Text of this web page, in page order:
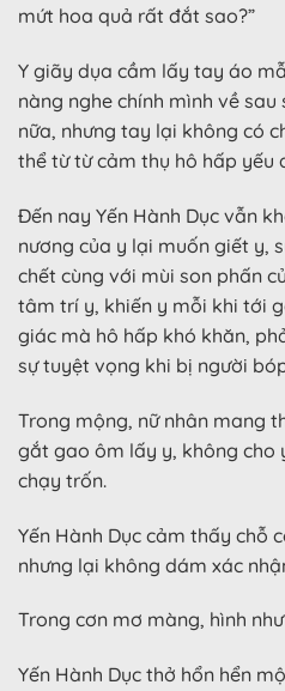
mứt hoa quả rất đắt sao?”
Y giãy dụa cầm lấy tay áo
nàng nghe chính mình về
nữa, nhưng tay lại không có
thể từ từ cảm thụ hô hấp yếu
Đến nay Yến Hành Dục vẫn
nương của y lại muốn giết y,
chết cùng với mùi son phấn
tâm trí y, khiến y mỗi khi tới
giác mà hô hấp khó khăn,
sự tuyệt vọng khi bị người
Trong mộng, nữ nhân mang
gắt gao ôm lấy y, không cho
chạy trốn.
Yến Hành Dục cảm thấy chỗ
nhưng lại không dám xác
Trong cơn mơ màng, hình
Yến Hành Dục thở hổn hển